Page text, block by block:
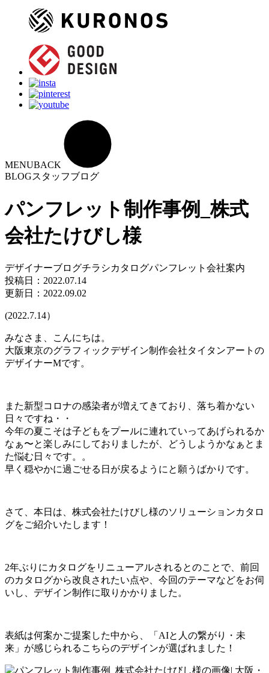
MENUBACK
BLOGスタッフブログ
パンフレット制作事例_株式
会社たけびし様
デザイナーブログチラシカタログパンフレット 会社案内
投稿日： 2022.07.14
更新日：2022.09.02
(2022.7.14）
みなさま、こんにちは。
大阪東京のグラフィックデザイン制作会社タイタンアートの
デザイナーMです。
また新型コロナの感染者が増えてきており、落ち着かない
日々ですね・・
今年の夏こそは子どもをプールに連れていってあげられるか
なぁ〜と楽しみにしておりましたが、どうしようかなぁとま
た悩む日々です。。
早く穏やかに過ごせる日が戻るようにと願うばかりです。
さて、本日は、株式会社たけびし様のソリューションカタロ
グをご紹介いたします！
2年ぶりにカタログをリニューアルされるとのことで、前回
のカタログから改良されたい点や、今回のテーマなどをお伺
いし、デザイン制作に取りかかりました。
表紙は何案かご提案した中から、「AIと人の繋がり・未
来」が感じられるこちらのデザインが選ばれました！